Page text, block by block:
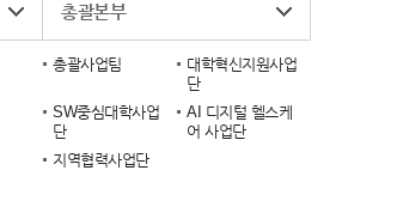
총괄본부
총괄사업팀
대학혁신지원사업
단
SW중심대학사업
단
AI 디지털 헬스케
어 사업단
지역협력사업단